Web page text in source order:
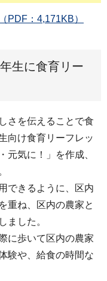
PDF：4,171KB）
生に食育リー
さを伝えることで食
向け食育リーフレッ
元気に！」を作成、
できるように、区内
重ね、区内の農家と
ました。
に歩いて区内の農家
験や、給食の時間な